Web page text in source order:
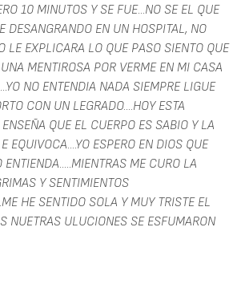
10 MINUTOS Y SE FUE...NO SE EL QUE
DESANGRANDO EN UN HOSPITAL, NO
LE EXPLICARA LO QUE PASO SIENTO QUE
MENTIROSA POR VERME EN MI CASA
NO ENTENDIA NADA SIEMPRE LIGUE
CON UN LEGRADO....HOY ESTA
QUE EL CUERPO ES SABIO Y LA
EQUIVOCA....YO ESPERO EN DIOS QUE
ME CURO LA
Y SENTIMIENTOS
HE SENTIDO SOLA Y MUY TRISTE EL
NUETRAS ULUCIONES SE ESFUMARON